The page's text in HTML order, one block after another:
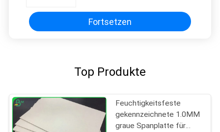
Fortsetzen
Top Produkte
Feuchtigkeitsfeste
gekennzeichnete 1.0MM
graue Spanplatte für